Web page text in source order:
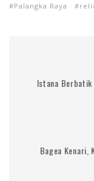
Palangka Raya
Istana
Bagea Kenari,